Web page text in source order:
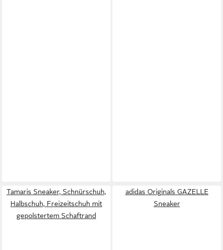
Tamaris Sneaker, Schnürschuh,
Halbschuh, Freizeitschuh mit
gepolstertem Schaftrand
adidas Originals GAZELLE
Sneaker